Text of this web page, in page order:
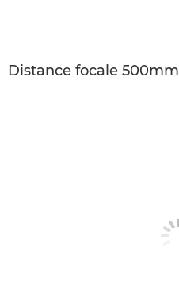
Distance focale 500mm